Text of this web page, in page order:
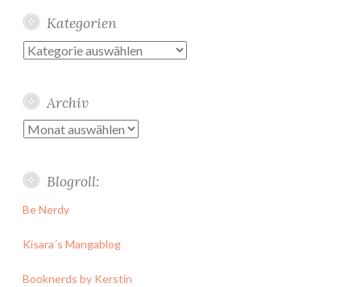
Kategorien
Kategorien
Archiv
Archiv
Blogroll:
Be Nerdy
Kisara´s Mangablog
Booknerds by Kerstin